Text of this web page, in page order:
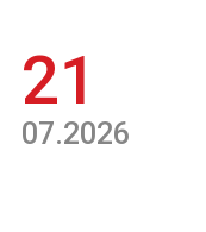
21
07.2026